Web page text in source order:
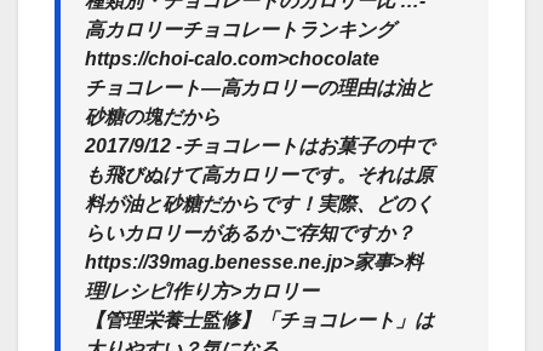
高カロリーチョコレートランキング
https://choi-calo.com>chocolate
チョコレート―高カロリーの理由は油と
砂糖の塊だから
2017/9/12 -チョコレートはお菓子の中で
も飛びぬけて高カロリーです。それは原
料が油と砂糖だからです！実際、どのく
らいカロリーがあるかご存知ですか？
https://39mag.benesse.ne.jp>家事>料
理/レシピ/作り方>カロリー
【管理栄養士監修】「チョコレート」は